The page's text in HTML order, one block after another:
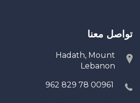
تواصل معنا
Hadath, Mount
Lebanon
00961 78 829 962